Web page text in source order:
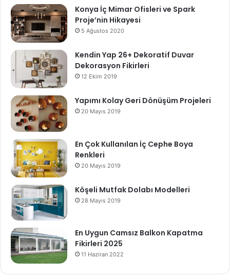
Konya İç Mimar Ofisleri ve Spark
Proje’nin Hikayesi
5 Ağustos 2020
Kendin Yap 26+ Dekoratif Duvar
Dekorasyon Fikirleri
12 Ekim 2019
Yapımı Kolay Geri Dönüşüm Projeleri
20 Mayıs 2019
En Çok Kullanılan İç Cephe Boya
Renkleri
20 Mayıs 2019
Köşeli Mutfak Dolabı Modelleri
28 Mayıs 2019
En Uygun Camsız Balkon Kapatma
Fikirleri 2025
11 Haziran 2022